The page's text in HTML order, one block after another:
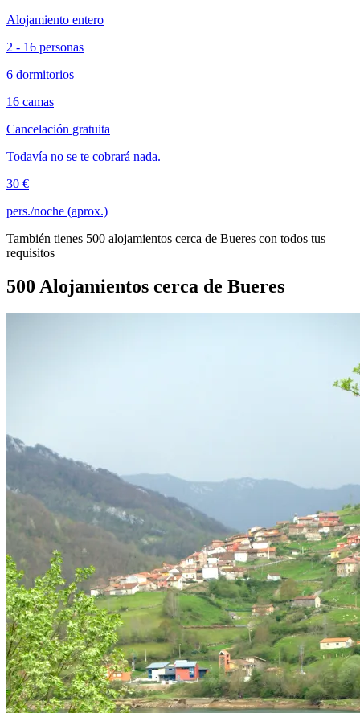
Alojamiento entero
2 - 16 personas
6 dormitorios
16 camas
Cancelación gratuita
Todavía no se te cobrará nada.
30 €
pers./noche (aprox.)
También tienes 500 alojamientos cerca de Bueres con todos tus
requisitos
500 Alojamientos cerca de Bueres